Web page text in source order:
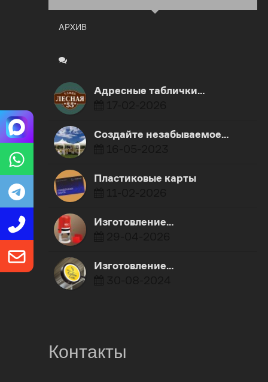
АРХИВ
Адресные таблички…
Создайте незабываемое…
Пластиковые карты
Изготовление…
Изготовление…
Контакты